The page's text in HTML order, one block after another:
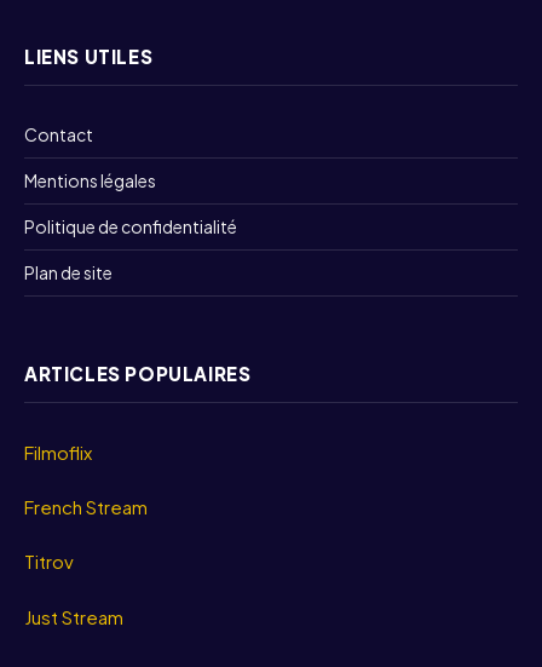
LIENS UTILES
Contact
Mentions légales
Politique de confidentialité
Plan de site
ARTICLES POPULAIRES
Filmoflix
French Stream
Titrov
Just Stream